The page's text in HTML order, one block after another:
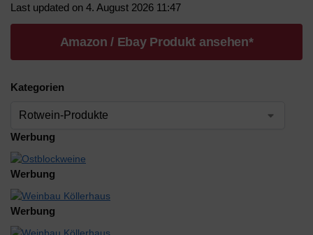
Last updated on 4. August 2026 11:47
Amazon / Ebay Produkt ansehen*
Kategorien
Werbung
Werbung
Werbung